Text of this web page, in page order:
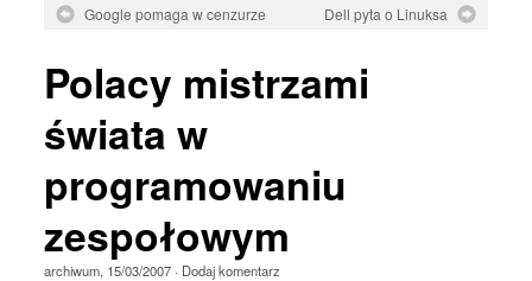
Archiwum
Wszystko
Artykuły
Krótkie
Google pomaga w cenzurze Dell pyta o Linuksa
Polacy mistrzami
świata w
programowaniu
zespołowym
archiwum, 15/03/2007· Dodaj komentarz